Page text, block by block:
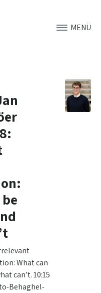
MENÜ
What can
can’t. 10:15
Behaghel-